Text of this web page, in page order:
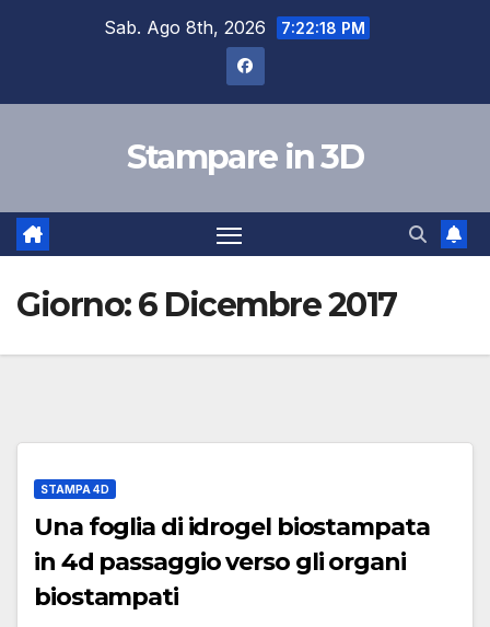
Sab. Ago 8th, 2026 7:22:18 PM
Stampare in 3D
Giorno:6 Dicembre 2017
STAMPA 4D
Una foglia di idrogel biostampata
in 4d passaggio verso gli organi
biostampati